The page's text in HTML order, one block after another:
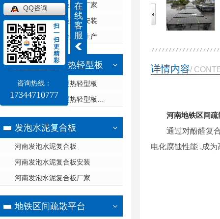
河南钢骨架膨石轻型板厂家
河南钢骨架膨石轻型板安装
河南钢骨架膨石轻型板生产
钢边框保温隔热轻型板
河南钢边框保温隔热轻型板
发泡水泥复合板
河南发泡水泥复合板
河南发泡水泥复合板安装
河南发泡水泥复合板厂家
地铁区间疏散平台
详情内容/
河南地铁区间疏
通过对酚醛复
电化腐蚀性能 ,成
在
线
客
服
QQ咨询
扫
一
扫
更
精
彩
咨询热线：
17344710777